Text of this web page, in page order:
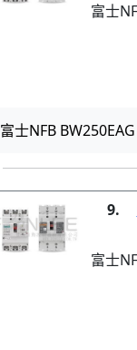
富士
富士NFB
9.
富士